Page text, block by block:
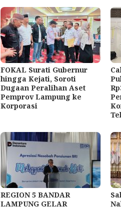
FOKAL Surati Gubernur
hingga Kejati, Soroti
Dugaan Peralihan Aset
Pemprov Lampung ke
Korporasi
REGION 5 BANDAR
LAMPUNG GELAR